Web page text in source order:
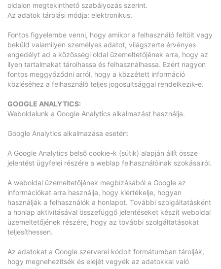
oldalon megtekinthető szabályozás szerint.
Az adatok tárolási módja: elektronikus.
Fontos figyelembe venni, hogy amikor a felhasználó feltölt vagy
beküld valamilyen személyes adatot, világszerte érvényes
engedélyt ad a közösségi oldal üzemeltetőjének arra, hogy az
ilyen tartalmakat tárolhassa és felhasználhassa. Ezért nagyon
fontos meggyőződni arról, hogy a közzétett információ
közléséhez a felhasználó teljes jogosultsággal rendelkezik-e.
GOOGLE ANALYTICS:
Weboldalunk a Google Analytics alkalmazást használja.
Google Analytics alkalmazása esetén:
A Google Analytics belső cookie-k (sütik) alapján állít össze
jelentést ügyfelei részére a weblap felhasználóinak szokásairól.
A weboldal üzemeltetőjének megbízásából a Google az
információkat arra használja, hogy kiértékelje, hogyan
használják a felhasználók a honlapot. További szolgáltatásként
a honlap aktivitásával összefüggő jelentéseket készít weboldal
üzemeltetőjének részére, hogy az további szolgáltatásokat
teljesíthessen.
Az adatokat a Google szerverei kódolt formátumban tárolják,
hogy megnehezítsék és elejét vegyék az adatokkal való